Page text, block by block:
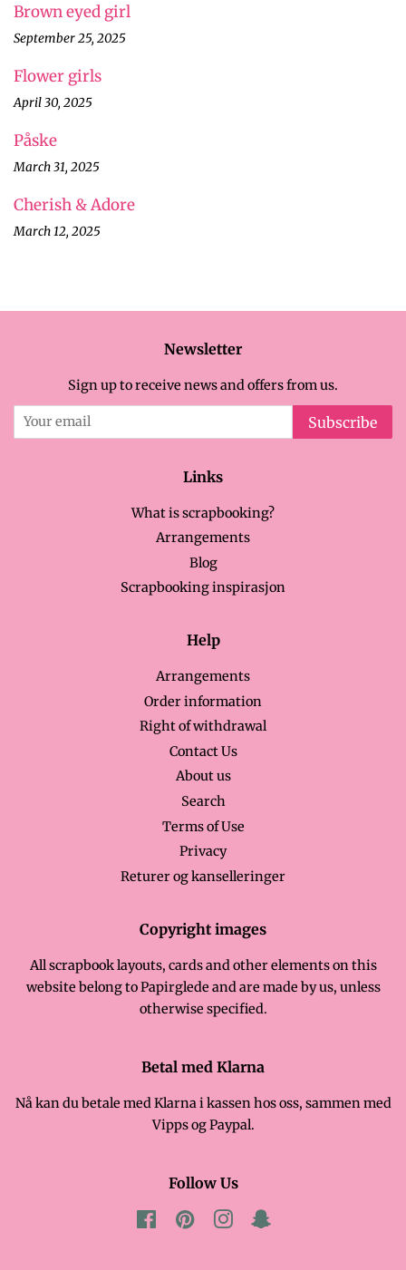
Brown eyed girl
September 25, 2025
Flower girls
April 30, 2025
Påske
March 31, 2025
Cherish & Adore
March 12, 2025
Newsletter
Sign up to receive news and offers from us.
Subscribe
Links
What is scrapbooking?
Arrangements
Blog
Scrapbooking inspirasjon
Help
Arrangements
Order information
Right of withdrawal
Contact Us
About us
Search
Terms of Use
Privacy
Returer og kanselleringer
Copyright images
All scrapbook layouts, cards and other elements on this
website belong to Papirglede and are made by us, unless
otherwise specified.
Betal med Klarna
Nå kan du betale med Klarna i kassen hos oss, sammen med
Vipps og Paypal.
Follow Us
FacebookPinterestInstagram